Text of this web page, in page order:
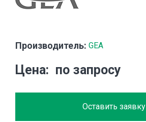
Производитель: GEA
Цена по запросу
Оставить заявку